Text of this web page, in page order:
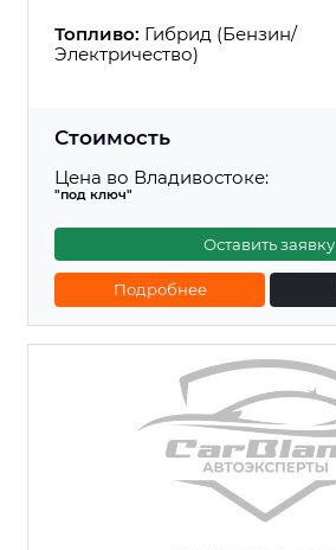
Топливо: Гибрид (Бензин/
Электричество)
Стоимость
Цена во Владивостоке:
"под ключ"
Оставить заявку
Подробнее